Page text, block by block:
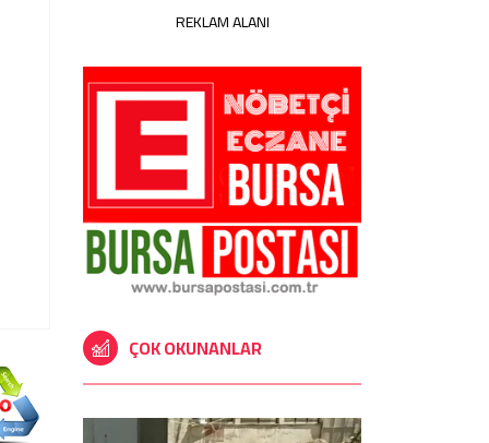
REKLAM ALANI
ÇOK OKUNANLAR